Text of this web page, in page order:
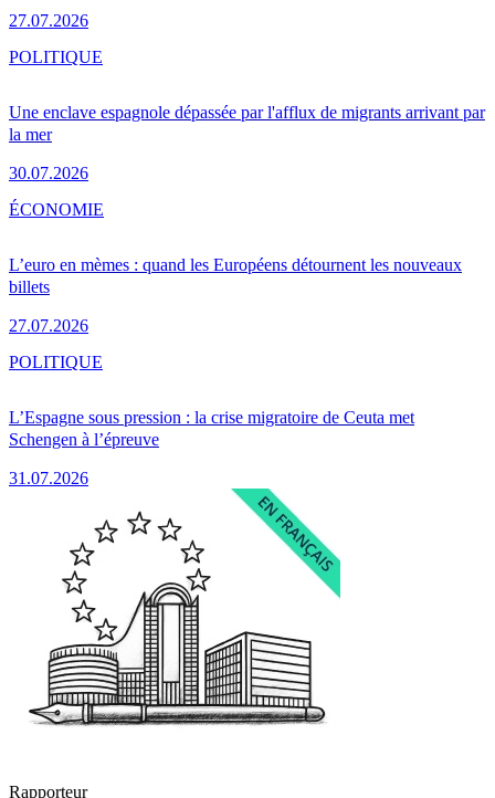
27.07.2026
Une enclave espagnole dépassée par l'afflux de migrants arrivant par
la mer
30.07.2026
POLITIQUE
L’euro en mèmes : quand les Européens détournent les nouveaux
billets
27.07.2026
ÉCONOMIE
L’Espagne sous pression : la crise migratoire de Ceuta met
Schengen à l’épreuve
31.07.2026
POLITIQUE
Rapporteur